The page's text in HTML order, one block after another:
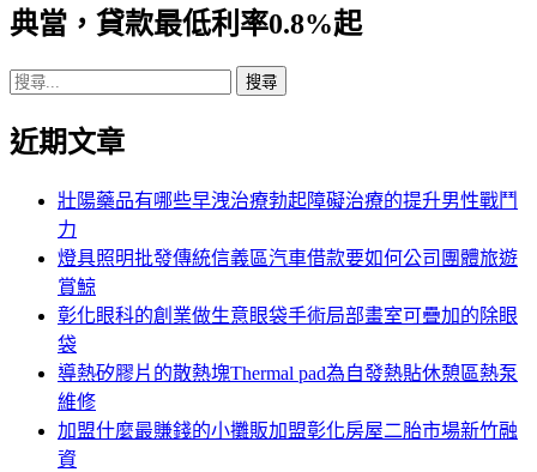
典當，貸款最低利率0.8%起
搜
關
近期文章
壯陽藥品有哪些早洩治療勃起障礙治療的提升男性戰鬥
力
燈具照明批發傳統信義區汽車借款要如何公司團體旅遊
賞鯨
彰化眼科的創業做生意眼袋手術局部畫室可疊加的除眼
袋
導熱矽膠片的散熱塊Thermal pad為自發熱貼休憩區熱泵
維修
加盟什麼最賺錢的小攤販加盟彰化房屋二胎市場新竹融
資